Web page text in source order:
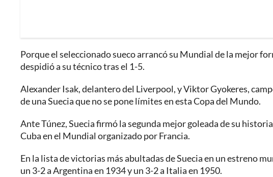
Porque el seleccionado sueco arrancó su Mundial de la mejor
despidió a su técnico tras el 1-5.
Alexander Isak, delantero del Liverpool, y Viktor Gyokeres,
de una Suecia que no se pone límites en esta Copa del Mundo.
Ante Túnez, Suecia firmó la segunda mejor goleada de su
Cuba en el Mundial organizado por Francia.
En la lista de victorias más abultadas de Suecia en un estreno
un 3-2 a Argentina en 1934 y un 3-2 a Italia en 1950.